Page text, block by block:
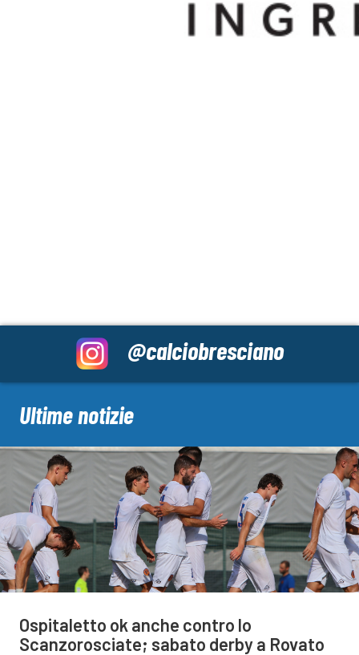
@calciobresciano
Ultime notizie
Ospitaletto ok anche contro lo
Scanzorosciate; sabato derby a Rovato